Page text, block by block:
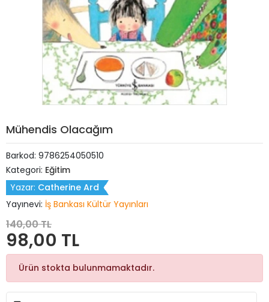
Mühendis Olacağım
Barkod: 9786254050510
Kategori: Eğitim
Yazar: Catherine Ard
Yayınevi: İş Bankası Kültür Yayınları
140,00 TL
98,00 TL
Ürün stokta bulunmamaktadır.